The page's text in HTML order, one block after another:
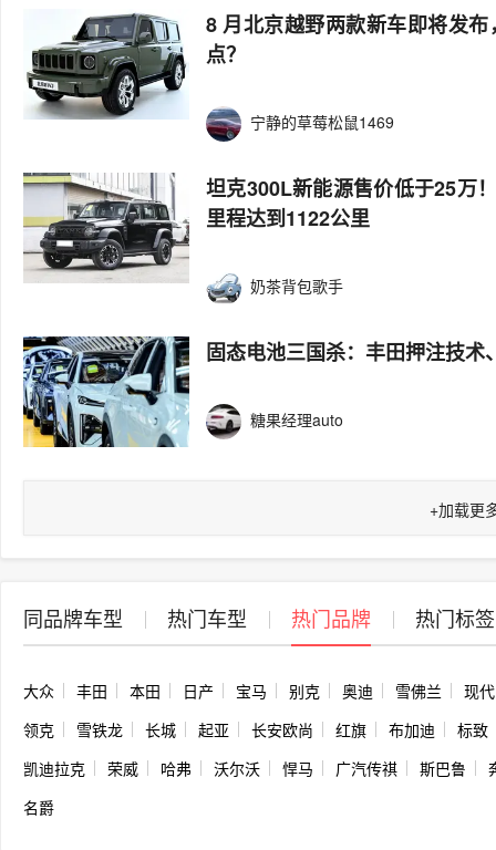
8 月北京越野两款新车即将发
点？
宁静的草莓松鼠1469
坦克300L新能源售价低于25万
里程达到1122公里
奶茶背包歌手
固态电池三国杀：丰田押注技
糖果经理auto
+加载更
同品牌车型 热门车型 热门品牌 热门标签
大众 丰田 本田 日产 宝马 别克 奥迪 雪佛兰
现代
领克
雪铁龙 长城 起亚 长安欧尚 红旗 布加迪
标致
凯迪拉克
荣威 哈弗 沃尔沃 悍马 广汽传祺 斯巴鲁
名爵